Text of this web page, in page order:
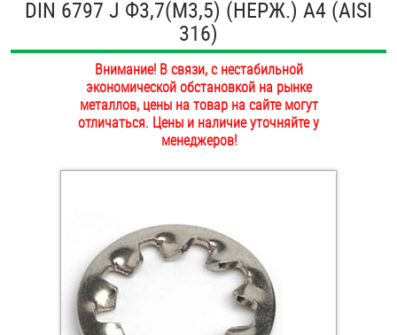
ОПЛАТА И ДОСТАВКА
НАШИ МАГАЗИНЫ
Дюбели
Заклепки (Гайки-Заклепки)
Инструмент
Крюки, кольца с метрической резьбой
DIN 6797 J Ф3,7(М3,5) (НЕРЖ.) A4 (AISI
316)
Внимание! В связи, с нестабильной
экономической обстановкой на рынке
металлов, цены на товар на сайте могут
отличаться. Цены и наличие уточняйте у
менеджеров!